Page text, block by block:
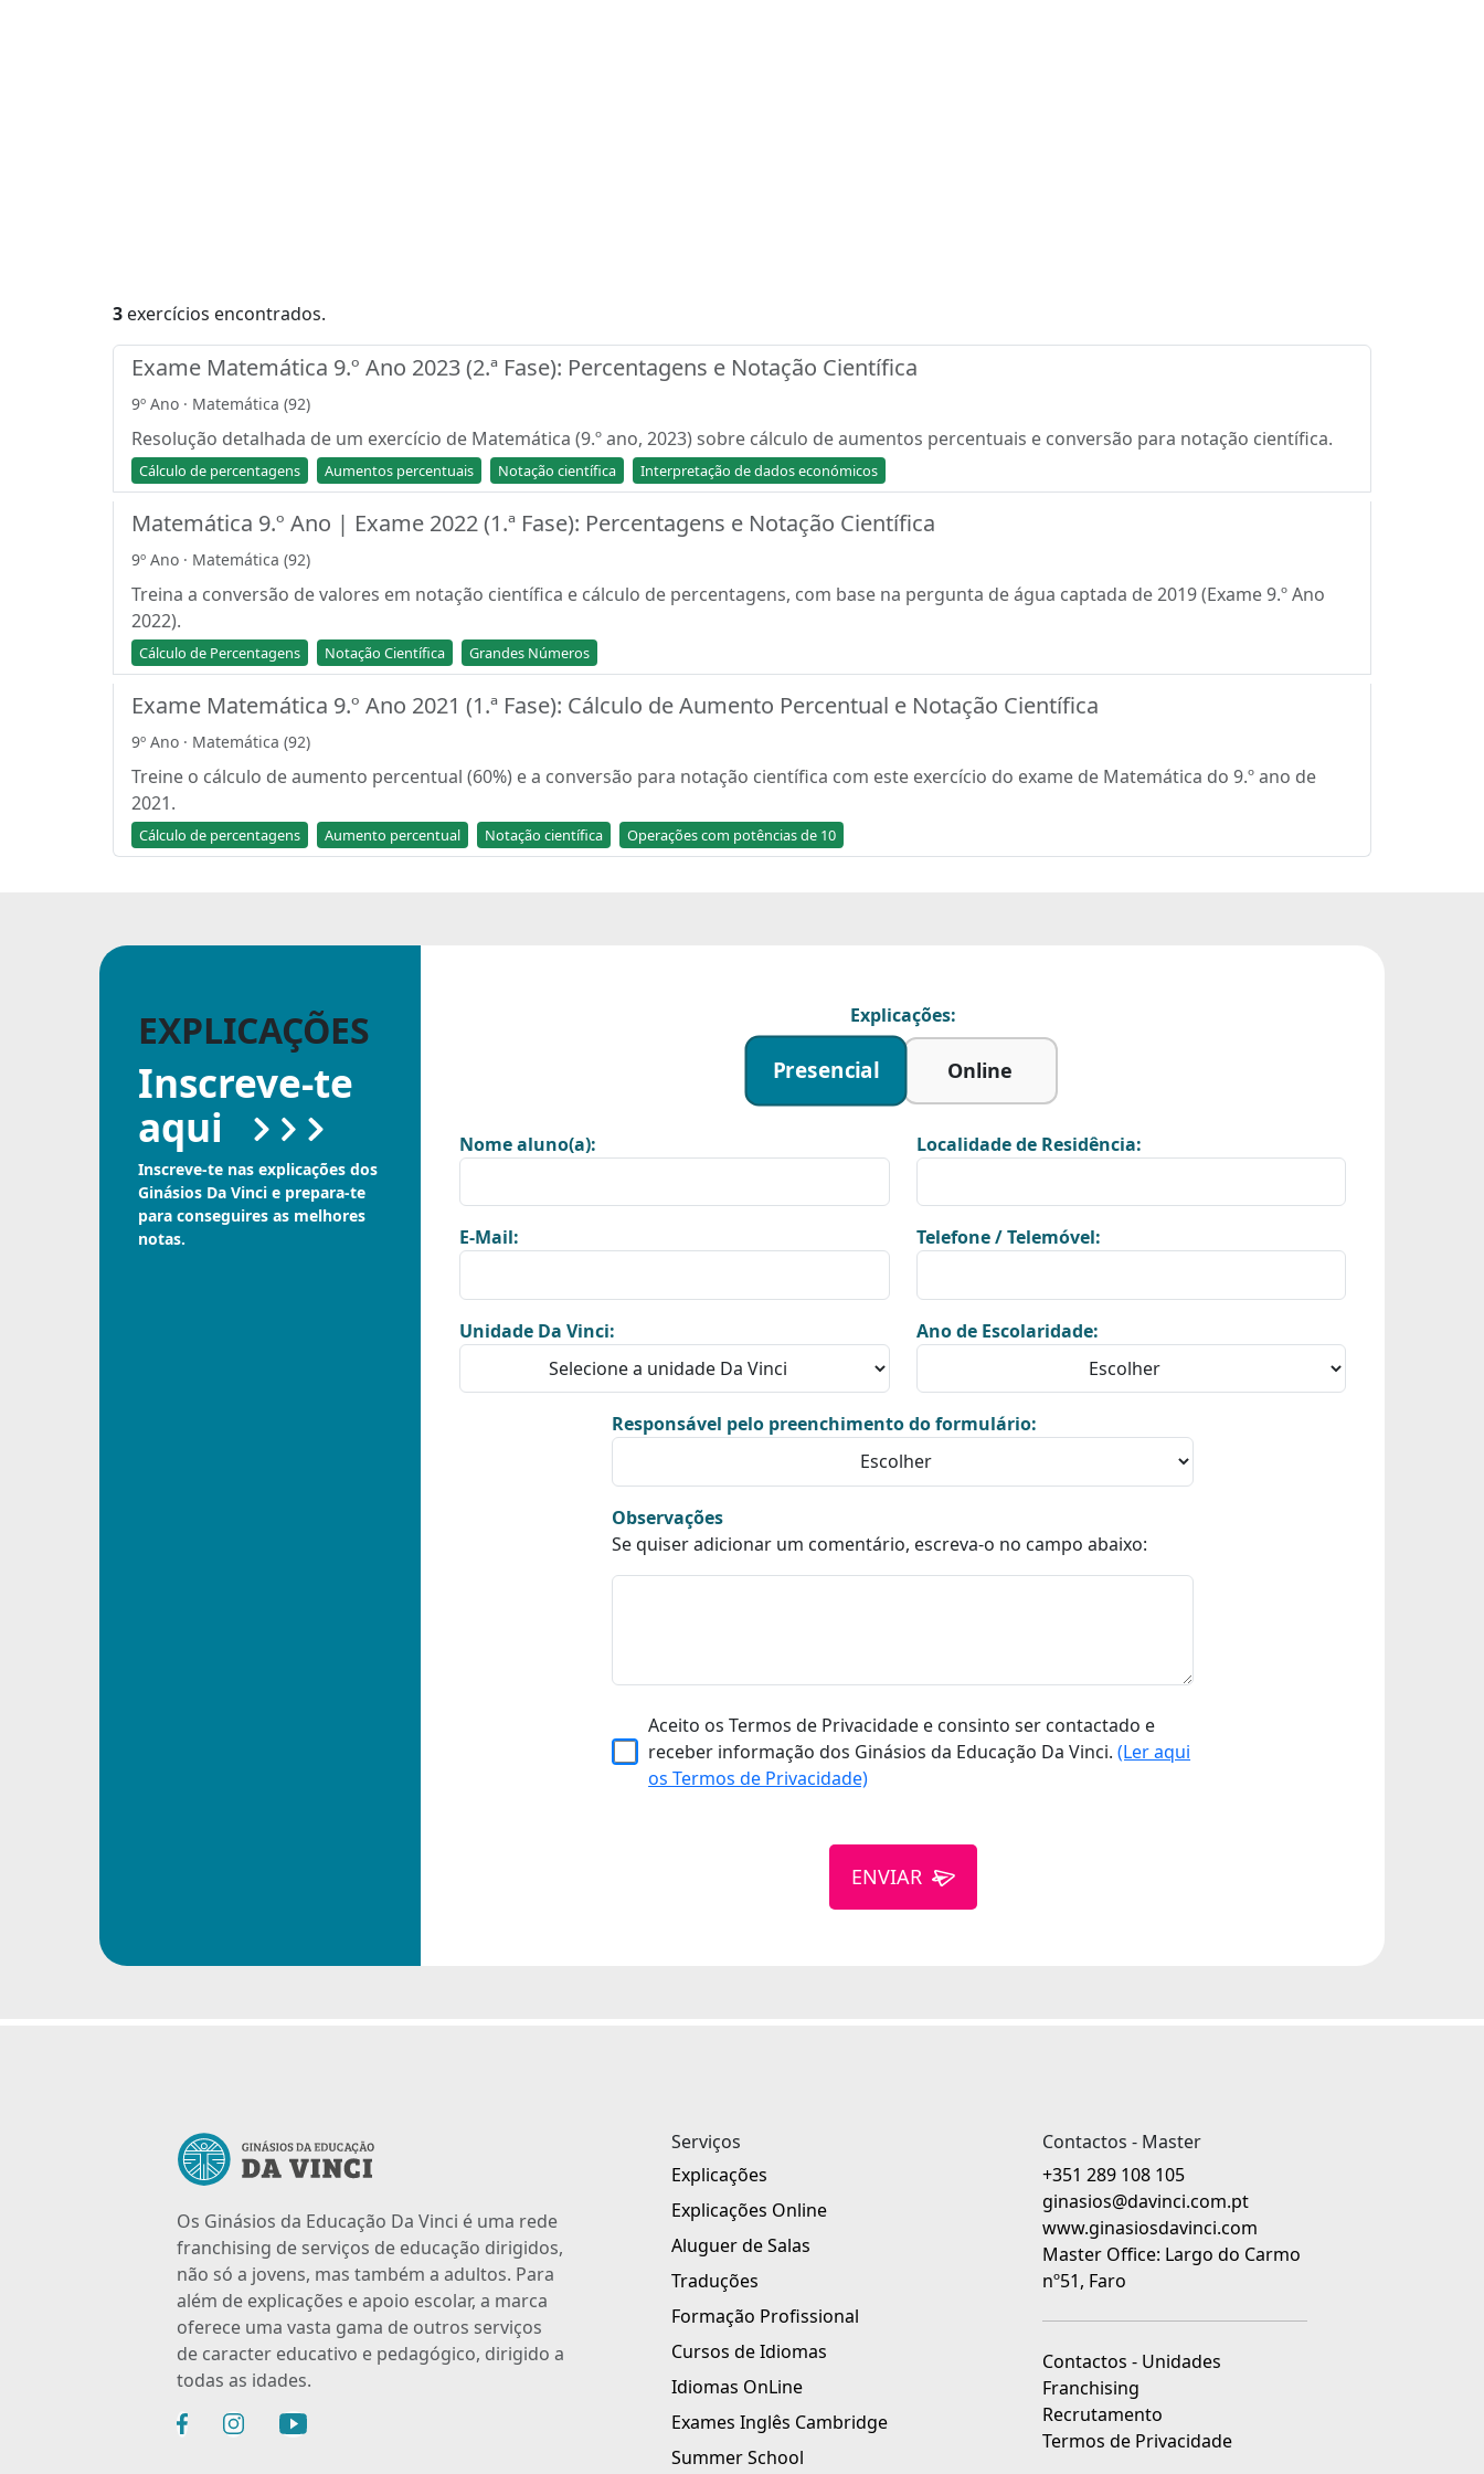
3 exercícios encontrados.
Exame Matemática 9.º Ano 2023 (2.ª Fase): Percentagens e Notação Científica
9º Ano · Matemática (92)
Resolução detalhada de um exercício de Matemática (9.º ano, 2023) sobre cálculo de aumentos percentuais e conversão para notação científica.
Cálculo de percentagens Aumentos percentuais Notação científica Interpretação de dados económicos
Matemática 9.º Ano | Exame 2022 (1.ª Fase): Percentagens e Notação Científica
9º Ano · Matemática (92)
Treina a conversão de valores em notação científica e cálculo de percentagens, com base na pergunta de água captada de 2019 (Exame 9.º Ano
2022).
Cálculo de Percentagens Notação Científica Grandes Números
Exame Matemática 9.º Ano 2021 (1.ª Fase): Cálculo de Aumento Percentual e Notação Científica
9º Ano · Matemática (92)
Treine o cálculo de aumento percentual (60%) e a conversão para notação científica com este exercício do exame de Matemática do 9.º ano de
2021.
Cálculo de percentagens Aumento percentual Notação científica Operações com potências de 10
EXPLICAÇÕES
Inscreve-te
aqui
Inscreve-te nas explicações dos
Ginásios Da Vinci e prepara-te
para conseguires as melhores
notas.
Explicações:
Presencial Online
Nome aluno(a): Localidade de Residência:
E-Mail: Telefone / Telemóvel:
Unidade Da Vinci: Ano de Escolaridade:
Responsável pelo preenchimento do formulário:
Observações
Se quiser adicionar um comentário, escreva-o no campo abaixo:
Aceito os Termos de Privacidade e consinto ser contactado e
receber informação dos Ginásios da Educação Da Vinci.(Ler aqui
os Termos de Privacidade)
ENVIAR
Os Ginásios da Educação Da Vinci é uma rede
franchising de serviços de educação dirigidos,
não só a jovens, mas também a adultos. Para
além de explicações e apoio escolar, a marca
oferece uma vasta gama de outros serviços
de caracter educativo e pedagógico, dirigido a
todas as idades.
Serviços
Explicações
Explicações Online
Aluguer de Salas
Traduções
Formação Profissional
Cursos de Idiomas
Idiomas OnLine
Exames Inglês Cambridge
Summer School
Contactos - Master
+351 289 108 105
ginasios@davinci.com.pt
www.ginasiosdavinci.com
Master Office: Largo do Carmo
nº51, Faro
Contactos - Unidades
Franchising
Recrutamento
Termos de Privacidade